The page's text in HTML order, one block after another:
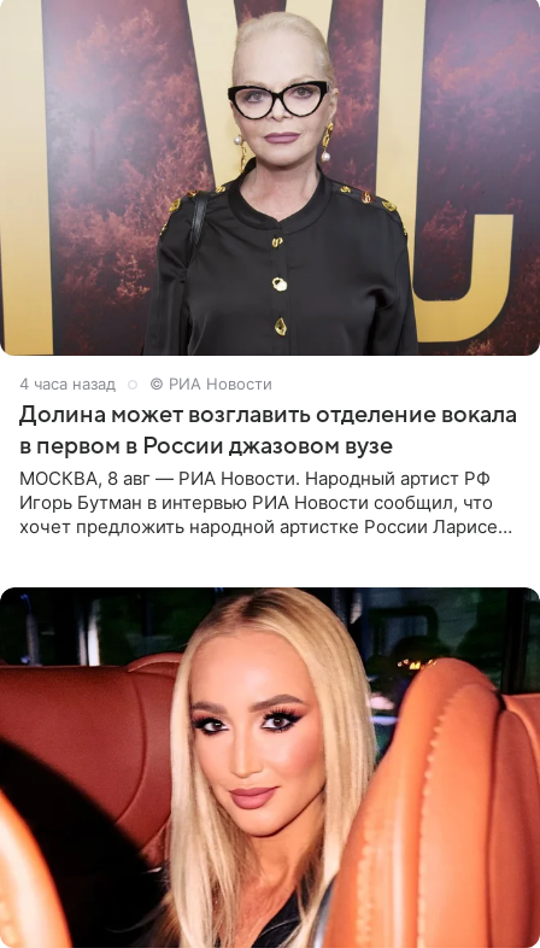
4 часа назад © РИА Новости
Долина может возглавить отделение вокала
в первом в России джазовом вузе
МОСКВА, 8 авг — РИА Новости. Народный артист РФ
Игорь Бутман в интервью РИА Новости сообщил, что
хочет предложить народной артистке России Ларисе